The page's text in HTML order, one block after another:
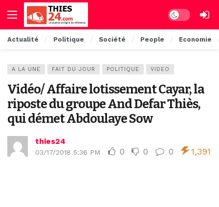
Dark mode
Actualité Politique Société People Economie
A LA UNE FAIT DU JOUR POLITIQUE VIDEO
Vidéo/ Affaire lotissement Cayar, la
riposte du groupe And Defar Thiès,
qui démet Abdoulaye Sow
thies24
03/17/2018 5:36 PM 0 0 0 1,391